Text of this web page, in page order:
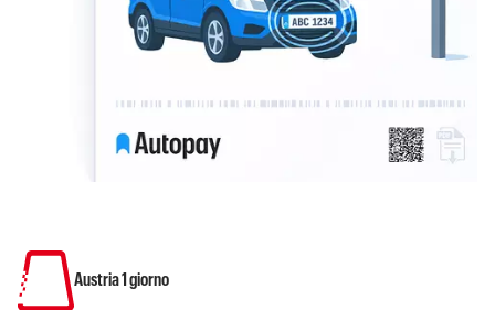
Austria 1 giorno